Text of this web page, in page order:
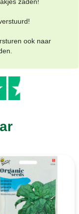
ook naar